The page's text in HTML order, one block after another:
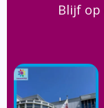
Blijf op